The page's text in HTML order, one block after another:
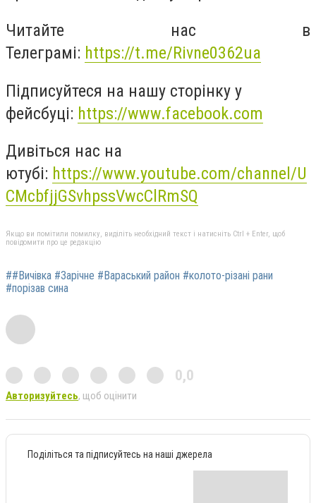
Читайте нас в
Телеграмі: https://t.me/Rivne0362ua
Підписуйтеся на нашу сторінку у
фейсбуці: https://www.facebook.com
Дивіться нас на
ютубі: https://www.youtube.com/channel/U
CMcbfjjGSvhpssVwcClRmSQ
Якщо ви помітили помилку, виділіть необхідний текст і натисніть Ctrl + Enter, щоб
повідомити про це редакцію
##Вичівка #Зарічне #Вараський район #колото-різані рани
#порізав сина
0,0
Авторизуйтесь, щоб оцінити
Поділіться та підписуйтесь на наші джерела